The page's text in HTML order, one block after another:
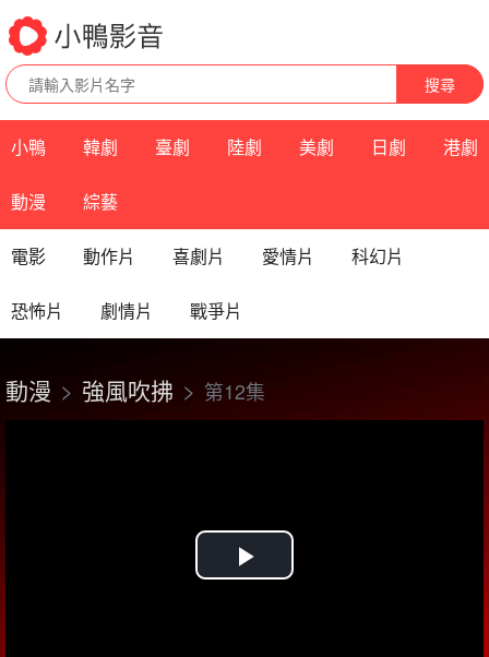
搜尋
小鴨 韓劇 臺劇 陸劇 美劇 日劇 港劇
動漫 綜藝
電影 動作片 喜劇片 愛情片 科幻片
恐怖片 劇情片 戰爭片
動漫 強風吹拂 第12集